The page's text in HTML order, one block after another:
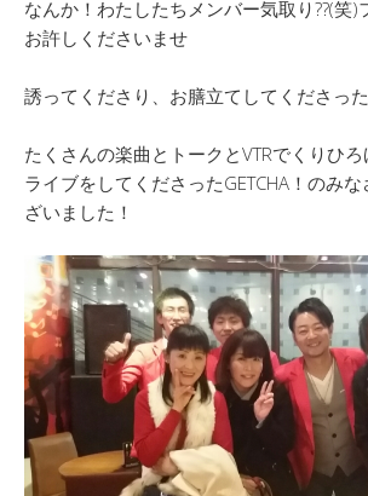
なんか！わたしたちメンバー気取り??(笑)
お許しくださいませ
誘ってくださり、お膳立てしてくださっ
たくさんの楽曲とトークとVTRでくりひ
ライブをしてくださったGETCHA！のみ
ざいました！